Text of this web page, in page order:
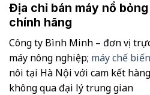
Địa chỉ bán máy nổ
chính hãng
Công ty Bình Minh – đơn vị
máy nông nghiệp; máy chế
nôi tại Hà Nội với cam kết
không qua đại lý trung gian